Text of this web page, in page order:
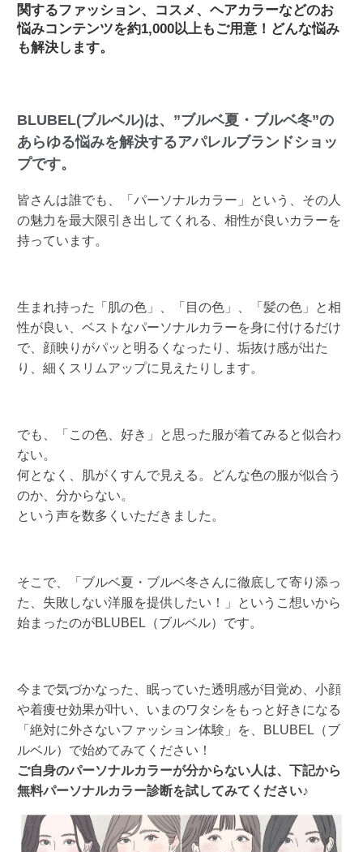
関するファッション、コスメ、ヘアカラーなどのお
悩みコンテンツを約1,000以上もご用意！どんな悩み
も解決します。
BLUBEL(ブルベル)は、”ブルベ夏・ブルベ冬”の
あらゆる悩みを解決するアパレルブランドショッ
プです。
皆さんは誰でも、「パーソナルカラー」という、その人
の魅力を最大限引き出してくれる、相性が良いカラーを
持っています。
生まれ持った「肌の色」、「目の色」、「髪の色」と相
性が良い、ベストなパーソナルカラーを身に付けるだけ
で、顔映りがパッと明るくなったり、垢抜け感が出た
り、細くスリムアップに見えたりします。
でも、「この色、好き」と思った服が着てみると似合わ
ない。
何となく、肌がくすんで見える。どんな色の服が似合う
のか、分からない。
という声を数多くいただきました。
そこで、「ブルベ夏・ブルベ冬さんに徹底して寄り添っ
た、失敗しない洋服を提供したい！」というこ想いから
始まったのがBLUBEL（ブルベル）です。
今まで気づかなった、眠っていた透明感が目覚め、小顔
や着痩せ効果が叶い、いまのワタシをもっと好きになる
「絶対に外さないファッション体験」を、BLUBEL（ブ
ルベル）で始めてみてください！
ご自身のパーソナルカラーが分からない人は、下記から
無料パーソナルカラー診断を試してみてください♪